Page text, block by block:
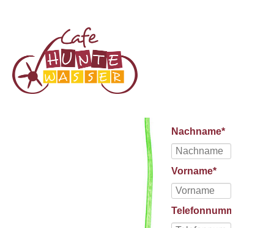
Pflichtfeld
Nachname*
Pflichtfeld
Vorname*
Pflichtfeld
Telefonnummer